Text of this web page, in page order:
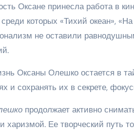
Оксане принесла работа в
которых «Тихий океан»,
не оставили
Оксаны Олешко остается в
и сохранять их в секрете,
продолжает активно
харизмой. Ее творческий путь